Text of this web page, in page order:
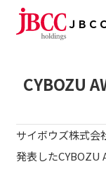
ＪＢＣ
CYBOZU
サイボウズ株式会
発表したCYBOZU